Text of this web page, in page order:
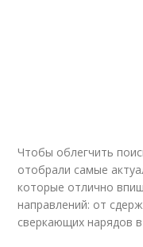
Чтобы облегчить
отобрали самые
которые отлично
направлений: от
сверкающих нарядов